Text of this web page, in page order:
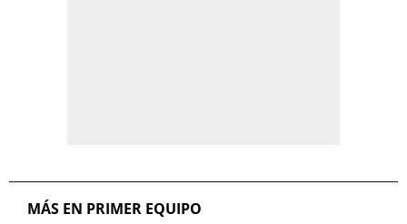
MÁS EN PRIMER EQUIPO